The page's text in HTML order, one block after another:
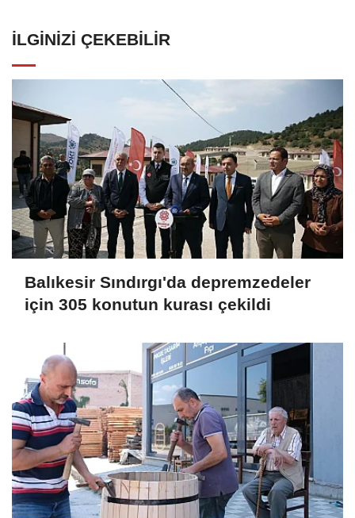
İLGINIZI ÇEKEBILIR
Balıkesir Sındırgı'da depremzedeler
için 305 konutun kurası çekildi